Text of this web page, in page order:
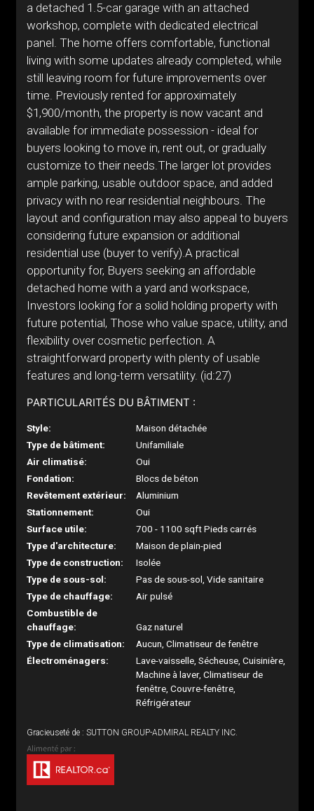
a detached 1.5-car garage with an attached
workshop, complete with dedicated electrical
panel. The home offers comfortable, functional
living with some updates already completed, while
still leaving room for future improvements over
time. Previously rented for approximately
$1,900/month, the property is now vacant and
available for immediate possession - ideal for
buyers looking to move in, rent out, or gradually
customize to their needs.The larger lot provides
ample parking, usable outdoor space, and added
privacy with no rear residential neighbours. The
layout and configuration may also appeal to buyers
considering future expansion or additional
residential use (buyer to verify).A practical
opportunity for, Buyers seeking an affordable
detached home with a yard and workspace,
Investors looking for a solid holding property with
future potential, Those who value space, utility, and
flexibility over cosmetic perfection. A
straightforward property with plenty of usable
features and long-term versatility. (id:27)
PARTICULARITÉS DU BÂTIMENT :
Style:
Maison détachée
Type de bâtiment:
Unifamiliale
Air climatisé:
Oui
Fondation:
Blocs de béton
Revêtement extérieur:
Aluminium
Stationnement:
Oui
Surface utile:
700 - 1100 sqft Pieds carrés
Type d'architecture:
Maison de plain-pied
Type de construction:
Isolée
Type de sous-sol:
Pas de sous-sol, Vide sanitaire
Type de chauffage:
Air pulsé
Combustible de
chauffage:
Gaz naturel
Type de climatisation:
Aucun, Climatiseur de fenêtre
Électroménagers:
Lave-vaisselle, Sécheuse, Cuisinière,
Machine à laver, Climatiseur de
fenêtre, Couvre-fenêtre,
Réfrigérateur
Gracieuseté de : SUTTON GROUP-ADMIRAL REALTY INC.